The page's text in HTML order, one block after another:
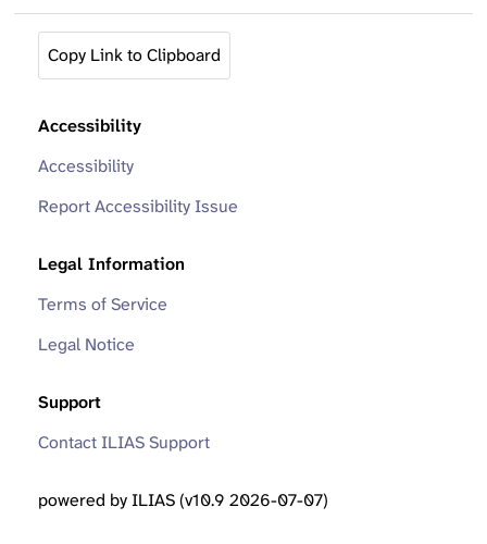
Copy Link to Clipboard
Accessibility
Accessibility
Report Accessibility Issue
Legal Information
Terms of Service
Legal Notice
Support
Contact ILIAS Support
powered by ILIAS (v10.9 2026-07-07)